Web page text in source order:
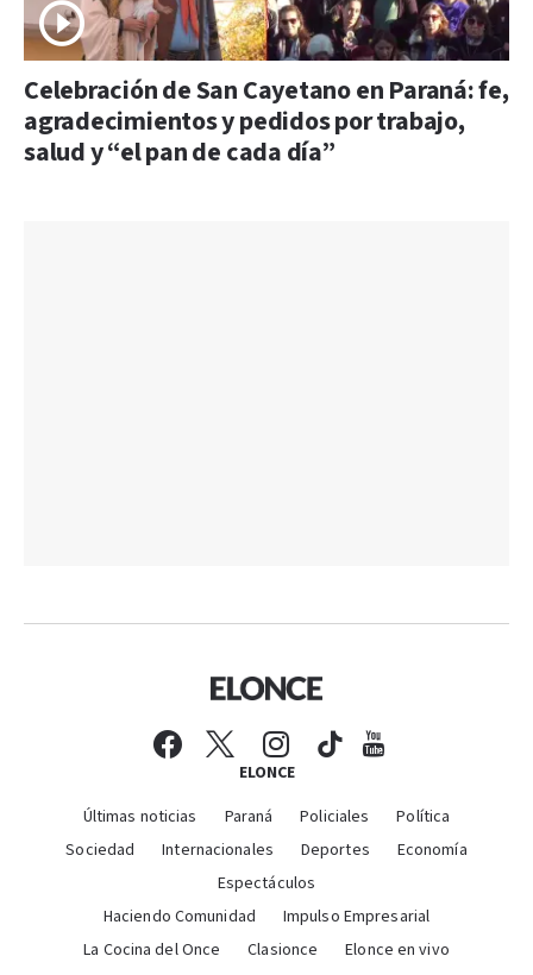
Celebración de San Cayetano en Paraná: fe,
agradecimientos y pedidos por trabajo,
salud y “el pan de cada día”
ELONCE
Últimas noticias Paraná Policiales
Política
Sociedad
Internacionales Deportes
Economía
Espectáculos
Haciendo Comunidad
Impulso Empresarial
La Cocina del Once
Clasionce
Elonce en vivo